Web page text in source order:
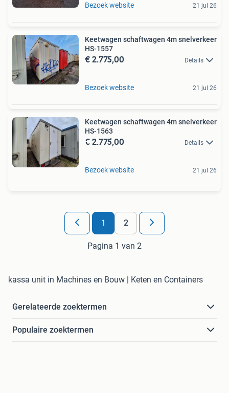
Bezoek website 21 jul 26
Keetwagen schaftwagen 4m snelverkeer
HS-1557
€ 2.775,00 Details
Bezoek website 21 jul 26
Keetwagen schaftwagen 4m snelverkeer
HS-1563
€ 2.775,00 Details
Bezoek website 21 jul 26
1 2
Pagina 1 van 2
kassa unit in Machines en Bouw | Keten en Containers
Gerelateerde zoektermen
Populaire zoektermen